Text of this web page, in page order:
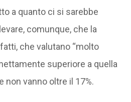
a quanto ci si sarebbe
comunque, che la
che valutano “molto
superiore a quella
vanno oltre il 17%.